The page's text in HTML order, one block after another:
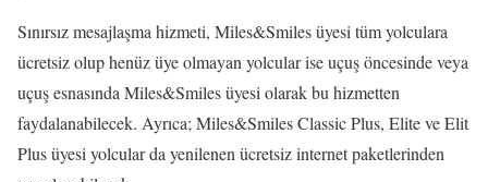
Sınırsız mesajlaşma hizmeti, Miles&Smiles üyesi tüm yolculara
ücretsiz olup henüz üye olmayan yolcular ise uçuş öncesinde veya
uçuş esnasında Miles&Smiles üyesi olarak bu hizmetten
faydalanabilecek. Ayrıca; Miles&Smiles Classic Plus, Elite ve Elit
Plus üyesi yolcular da yenilenen ücretsiz internet paketlerinden